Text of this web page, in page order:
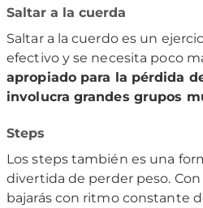
Saltar a la cuerda
Saltar a la cuerdo es un
efectivo y se necesita poco
apropiado para la pérdida
involucra grandes grupos
Steps
Los steps también es una
divertida de perder peso.
bajarás con ritmo constante